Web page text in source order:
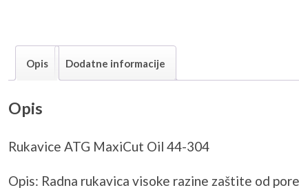
Opis Dodatne informacije
Opis
Rukavice ATG MaxiCut Oil 44-304
Opis: Radna rukavica visoke razine zaštite od